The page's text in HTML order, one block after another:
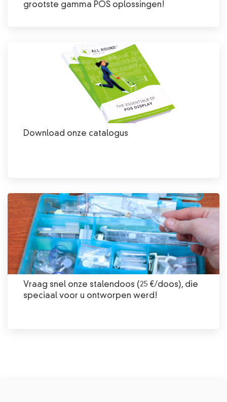
grootste gamma POS oplossingen!
Download onze catalogus
Vraag snel onze stalendoos (25 €/doos), die
speciaal voor u ontworpen werd!